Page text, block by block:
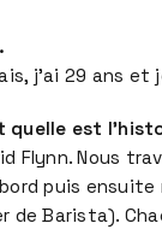
j’ai 29 ans et
quelle est
Flynn. Nous
puis ensuite
de Barista).